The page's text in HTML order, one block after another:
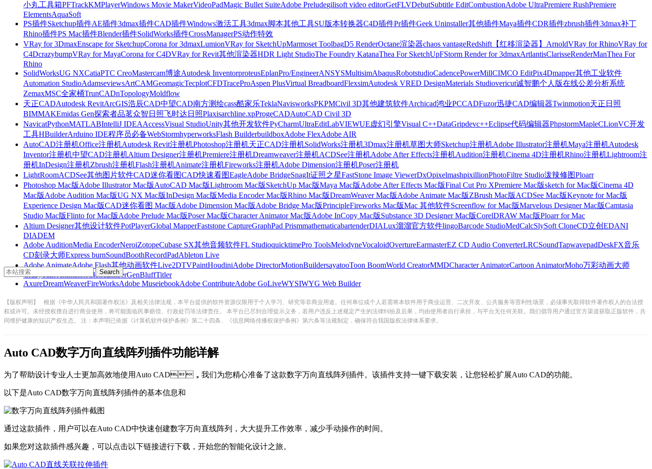
小丸工具箱PFTrackKMPlayerWindows Movie MakerVideoPadMagic Bullet SuiteAdobe Preludegilisoft video editorGetFLVDebutSubtitle EditCombustionAdobe UltraPremiere RushPremiere
ElementsAquaSoft
PS插件Sketchup插件AE插件3dmax插件CAD插件Windows激活工具3dmax脚本其他工具SU版本转换器C4D插件Pr插件Geek Uninstaller其他插件Maya插件CDR插件zbrush插件3dmax补丁
Rhino插件PS Mac插件Blender插件SolidWorks插件CrossManagerPS动作特效
VRay for 3DmaxEnscape for SketchupCorona for 3dmaxLumionVRay for SketchUpMarmoset ToolbagD5 RenderOctane渲染器chaos vantageRedshift【红移渲染器】 ArnoldVRay for RhinoVRay for
C4DcrazybumpVRay for MayaCorona for C4DVRay for Revit其他渲染器HDR Light StudioThe Foundry KatanaThea For SketchUpFStorm Render for 3dmaxArtlantisClarisseRenderManThea For
Rhino
SolidWorksUG NXCatiaPTC CreoMastercam博途Autodesk InventorproteusEplanPro/EngineerANSYSMultisimAbaqusRobotstudioCadencePowerMillCIMCO EditPix4Dmapper其他工业软件
Automation StudioAdamseviewsArtCAMGeomagicTecplotCFDTraceProAspen PlusVirtual BreadboardFlexsimAutodesk VRED DesignMaterials Studiovericut诚智鹏个人版在线公差分析系统
ZemaxMSC全家桶TrunCADnTopologyMoldflow
天正CADAutodesk RevitArcGIS浩辰CAD中望CAD南方测绘cass酷家乐TeklaNavisworksPKPMCivil 3D其他建筑软件Archicad鸿业PCCADFuzor迅捷CAD编辑器Twinmotion天正日照
BIMMAKEmidas Gen探索者品茗众智日照飞时达日照Plaxisarchline.xpProgeCADAutoCAD Civil 3D
NavicatPythonMATLABIntelliJ IDEAAccessVisual StudioUnity其他开发软件PyCharmUltraEditLabVIEWUE虚幻引擎Visual C++DataGripdevc++Eclipse代码编辑器PhpstormMapleCLionVC开发
工具HBuilderArduino IDE程序员必备WebStormhyperworksFlash BuilderbuildboxAdobe FlexAdobe AIR
AutoCAD注册机Office注册机Autodesk Revit注册机Photoshop注册机天正CAD注册机SolidWorks注册机3Dmax注册机草图大师Sketchup注册机Adobe Illustrator注册机Maya注册机Autodesk
Inventor注册机中望CAD注册机Altium Designer注册机Premiere注册机Dreamweaver注册机ACDSee注册机Adobe After Effects注册机Audition注册机Cinema 4D注册机Rhino注册机Lightroom注
册机InDesign注册机Zbrush注册机Flash注册机Animate注册机Fireworks注册机Adobe Dimension注册机Poser注册机
LightRoomACDSee其他图片软件CAD迷你看图CAD快速看图EagleAdobe BridgeSnagIt证照之星FastStone Image ViewerDxOpixelmashpixillionPhotoFiltre Studio泼辣修图Ploarr
Photoshop Mac版Adobe Illustrator Mac版AutoCAD Mac版Lightroom Mac版SketchUp Mac版Maya Mac版Adobe After Effects Mac版Final Cut Pro XPremiere Mac版sketch for Mac版Cinema 4D
Mac版Adobe Audition Mac版UG NX Mac版InDesign Mac版Media Encoder Mac版Rhino Mac版DreamWeaver Mac版Adobe Animate Mac版ZBrush Mac版ACDSee Mac版Keynote for Mac版
Experience Design Mac版CAD迷你看图 Mac版Adobe Dimension Mac版Adobe Bridge Mac版PrincipleFireworks Mac版Mac 其他软件Screenflow for Mac版Marvelous Designer Mac版Camtasia
Studio Mac版Flinto for Mac版Adobe Prelude Mac版Poser Mac版Character Animator Mac版Adobe InCopy Mac版Substance 3D Designer Mac版CorelDRAW Mac版Ploarr for Mac
Altium Designer其他设计软件PotPlayerGlobal MapperFaststone CaptureGraphPad PrismmathematicabartenderDIALux溜溜官方软件lingoBarcode StudioMedCalcSlySoft CloneCD立创EDANI
DIADEM
Adobe AuditionMedia EncoderNeroiZotopeCubase SX其他音频软件FL StudioquicktimePro ToolsMelodyneVocaloidOvertureEarmasterEZ CD Audio ConverterLRCSoundTapwavepadDeskFX音乐
CD刻录大师Express burnSoundBoothRecordPadAbleton Live
Adobe AnimateAdobe Flash其他动画软件Live2DTVPaintHoudiniAdobe DirectorMotionBuildersayatooToon BoomWorld CreatorMMDCharacter AnimatorCartoon AnimatorMoho万彩动画大师
CrazyTalk AnimatoriCloneEmberGenBluffTitler
AxureDreamWeaverFireWorksAdobe MuseiebookAdobe ContributeAdobe GoLiveWYSIWYG Web Builder
【版权声明】
根据《中华人民共和国著作权法》及相关法律法规，本平台提供的软件资源仅限用于个人学习、研究等非商业用途。任何单位或个人若需将本软件用于商业运营、二次开发、公共服务等营利性场景，必须事先取得软件著作权人的合法授
权或许可。未经授权擅自进行商业使用，将可能面临民事赔偿、行政处罚等法律责任。 本平台已尽到合理提示义务，若用户违反上述规定产生的法律纠纷及后果，均由使用者自行承担，与平台无任何关联。我们倡导用户通过官方渠道获取正版软件，共
同维护健康的知识产权生态。 注：本声明已依据《计算机软件保护条例》第二十四条、《信息网络传播权保护条例》第六条等法规制定，确保符合我国版权法律体系要求。
Auto CAD数字万向直线阵列插件功能详解
为了帮助设计专业人士更加高效地使用Auto CAD，我们为您精心准备了这款数字万向直线阵列插件。该插件支持一键下载安装，让您轻松扩展Auto CAD的功能。
以下是Auto CAD数字万向直线阵列插件的基本信息和
通过这款插件，用户可以在Auto CAD中快速创建数字万向直线阵列，大大提升工作效率，减少手动操作的时间。
如果您对这款插件感兴趣，可以点击以下链接进行下载，开始您的智能化设计之旅。